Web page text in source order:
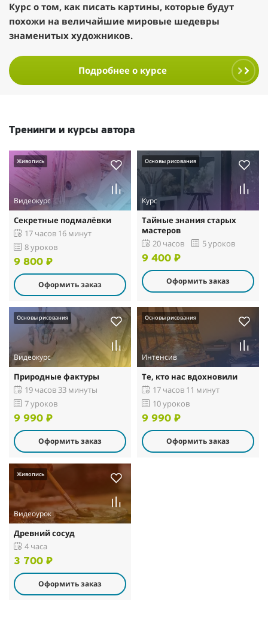
Курс о том, как писать картины, которые будут
похожи на величайшие мировые шедевры
знаменитых художников.
Подробнее о курсе
Тренинги и курсы автора
Живопись
Видеокурс
Секретные подмалёвки
17 часов 16 минут
8 уроков
9 800 ₽
Оформить заказ
Основы рисования
Курс
Тайные знания старых
мастеров
20 часов 5 уроков
9 400 ₽
Оформить заказ
Основы рисования
Видеокурс
Природные фактуры
19 часов 33 минуты
7 уроков
9 990 ₽
Оформить заказ
Основы рисования
Интенсив
Те, кто нас вдохновили
17 часов 11 минут
10 уроков
9 990 ₽
Оформить заказ
Живопись
Видеоурок
Древний сосуд
4 часа
3 700 ₽
Оформить заказ